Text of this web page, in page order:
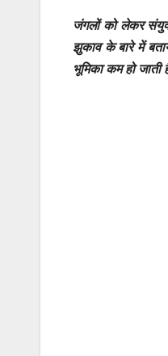
जंगलों को लेकर
झुकाव के बारे में
भूमिका कम हो जाती